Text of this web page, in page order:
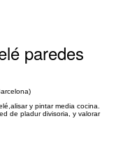
paredes
y pintar media cocina.
de pladur divisoria, y valorar